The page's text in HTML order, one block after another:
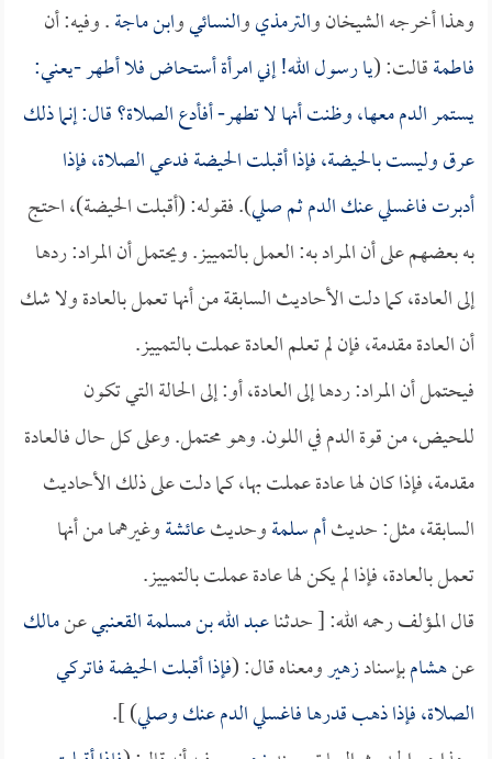
وهذا أخرجه الشيخان والترمذيوالنسائيوابن ماجة. وفيه: أن
فاطمةقالت: (يا رسول الله! إني امرأة أستحاض فلا أطهر -يعني:
يستمر الدم معها، وظنت أنها لا تطهر- أفأدع الصلاة؟ قال: إنما ذلك
عرق وليست بالحيضة، فإذا أقبلت الحيضة فدعي الصلاة، فإذا
أدبرت فاغسلي عنك الدم ثم صلي). فقوله: (أقبلت الحيضة)، احتج
به بعضهم على أن المراد به: العمل بالتمييز. ويحتمل أن المراد: ردها
إلى العادة، كما دلت الأحاديث السابقة من أنها تعمل بالعادة ولا شك
أن العادة مقدمة، فإن لم تعلم العادة عملت بالتمييز.
فيحتمل أن المراد: ردها إلى العادة، أو: إلى الحالة التي تكون
للحيض، من قوة الدم في اللون. وهو محتمل. وعلى كل حال فالعادة
مقدمة، فإذا كان لها عادة عملت بها، كما دلت على ذلك الأحاديث
السابقة، مثل: حديثأم سلمةوحديثعائشةوغيرهما من أنها
تعمل بالعادة، فإذا لم يكن لها عادة عملت بالتمييز.
قال المؤلف رحمه الله: [ حدثناعبد الله بن مسلمة القعنبيعنمالك
عنهشامبإسنادزهيرومعناه قال: (فإذا أقبلت الحيضة فاتركي
الصلاة، فإذا ذهب قدرها فاغسلي الدم عنك وصلي) ].